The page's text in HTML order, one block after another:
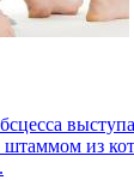
из